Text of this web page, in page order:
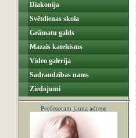
Diakonija
Svētdienas skola
Grāmatu galds
Mazais katehisms
Video galerija
Sadraudzības nams
Ziedojumi
Profesoram jauna adrese